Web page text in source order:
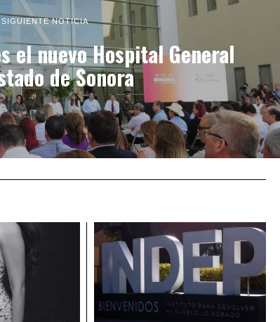
SIGUIENTE NOTICIA
el nuevo Hospital General
de Sonora